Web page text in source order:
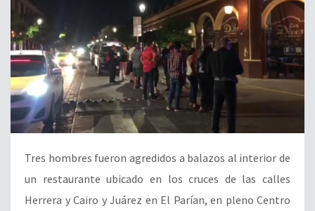
Tres hombres fueron agredidos a balazos al interior de
un restaurante ubicado en los cruces de las calles
Herrera y Cairo y Juárez en El Parían, en pleno Centro